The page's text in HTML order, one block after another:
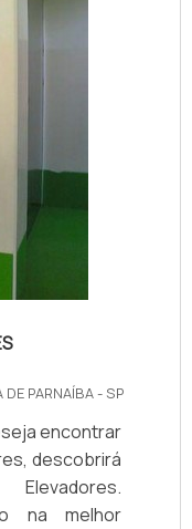
DE PARNAÍBA - SP
encontrar
descobrirá
na melhor